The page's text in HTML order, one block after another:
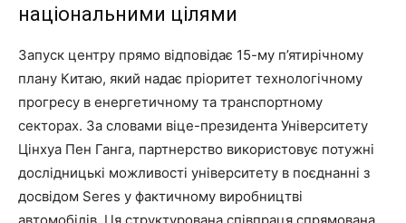
національними цілями
Запуск центру прямо відповідає 15-му п’ятирічному
плану Китаю, який надає пріоритет технологічному
прогресу в енергетичному та транспортному
секторах. За словами віце-президента Університету
Цінхуа Пен Ганга, партнерство використовує потужні
дослідницькі можливості університету в поєднанні з
досвідом Seres у фактичному виробництві